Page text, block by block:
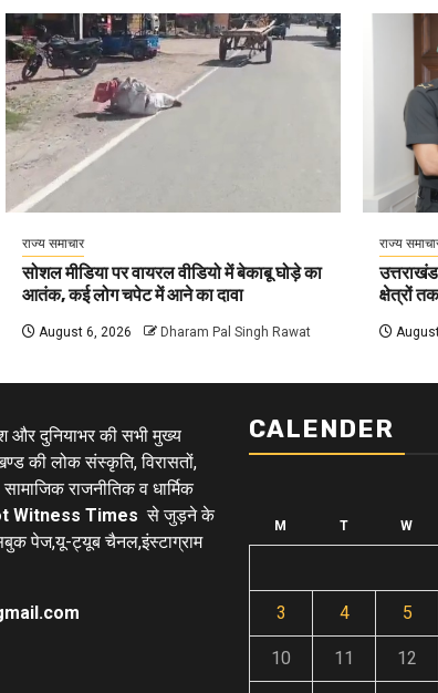
राज्य समाचार
सोशल मीडिया पर वायरल वीडियो में बेकाबू घोड़े का
आतंक, कई लोग चपेट में आने का दावा
August 6, 2026 Dharam Pal Singh Rawat
राज्य
क्षेत्रों
और दुनियाभर की सभी मुख्य
की लोक संस्कृति, विरासतों,
राजनीतिक व धार्मिक
Witness Times से जुड़ने के
पेज,यू-ट्यूब चैनल,इंस्टाग्राम
CALENDER
M T W
3 4 5
10 11 12